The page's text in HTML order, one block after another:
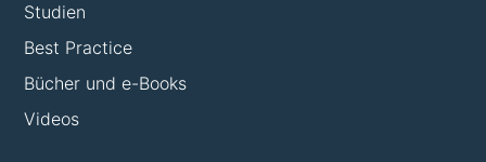
Studien
Best Practice
Bücher und e-Books
Videos